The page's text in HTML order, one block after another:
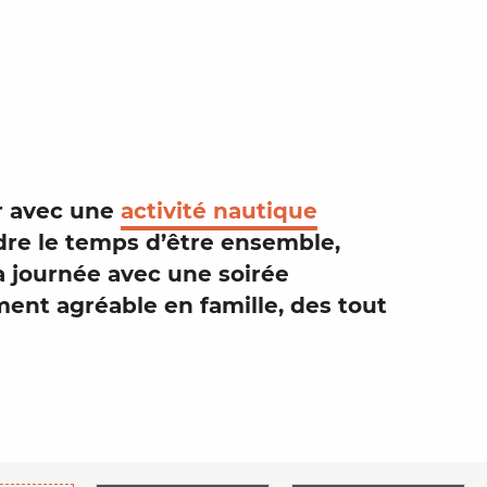
avec une activité nautique
le temps d’être ensemble,
avec une soirée
agréable en famille, des tout